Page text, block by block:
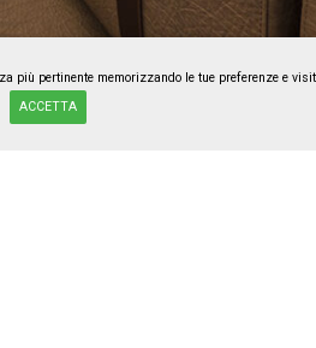
più pertinente memorizzando le tue preferenze e
ACCETTA